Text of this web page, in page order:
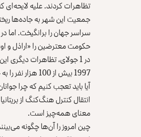
جمعیت این شهر به جاده‌ها
سراسر جهان را برانگیخت. اما
حکومت معترضین را «اراذل و
1997 بیش از 100 هزار نفر را به خود کشاند که چند نفر از آن‌ها به زور وارد ساختمان شورای قانون‌گذاری شهر شدند.
آیا باید تعجب کنیم که چرا
انتقال کنترل هنگ‌کنگ از
معنای همه‌چیز است.
چین امروز را آن‌ها چگونه